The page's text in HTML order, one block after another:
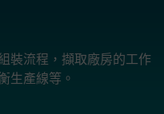
裝流程，擷取廠房的工作
生產線等。